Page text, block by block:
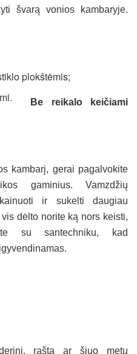
švarą vonios kambaryje.
plokštėmis;
Be reikalo keičiami
kambarį, gerai pagalvokite
gaminius. Vamzdžių
ir sukelti daugiau
dėlto norite ką nors keisti,
su santechniku, kad
raštą ar šiuo metu